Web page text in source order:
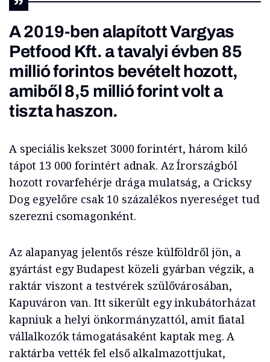
A 2019-ben alapított Vargyas
Petfood Kft. a tavalyi évben 85
millió forintos bevételt hozott,
amiből 8,5 millió forint volt a
tiszta haszon.
A speciális kekszet 3000 forintért, három kiló
tápot 13 000 forintért adnak. Az Írországból
hozott rovarfehérje drága mulatság, a Cricksy
Dog egyelőre csak 10 százalékos nyereséget tud
szerezni csomagonként.
Az alapanyag jelentős része külföldről jön, a
gyártást egy Budapest közeli gyárban végzik, a
raktár viszont a testvérek szülővárosában,
Kapuváron van. Itt sikerült egy inkubátorházat
kapniuk a helyi önkormányzattól, amit fiatal
vállalkozók támogatásaként kaptak meg. A
raktárba vették fel első alkalmazottjukat,